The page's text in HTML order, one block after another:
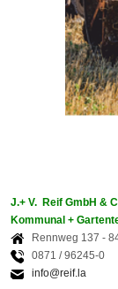
J.+ V. Reif GmbH &
Kommunal +
Rennweg 137 -
0871 / 96245-0
info@reif.la